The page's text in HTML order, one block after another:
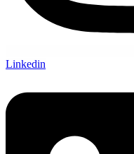
Linkedin